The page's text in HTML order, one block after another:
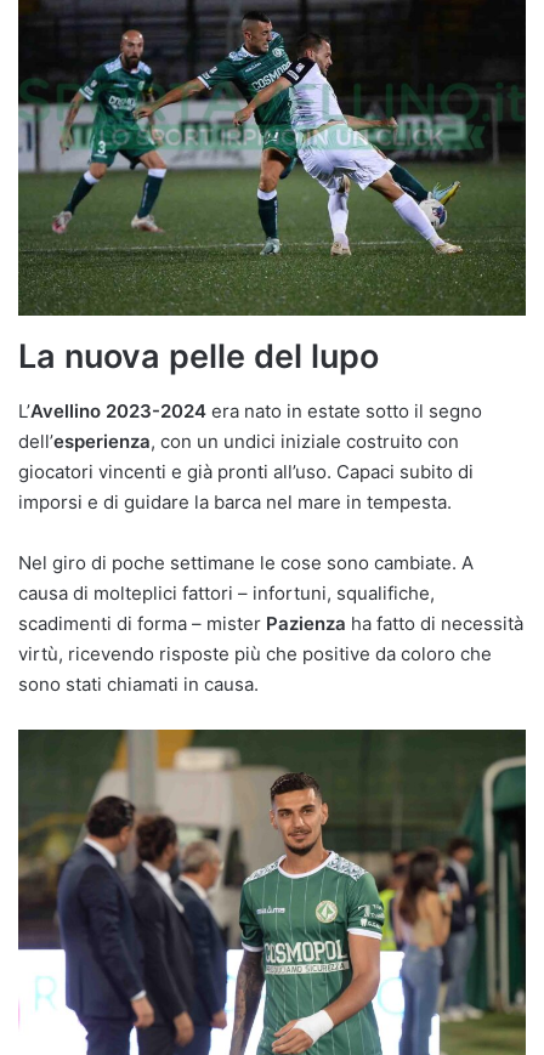
La nuova pelle del lupo
L’Avellino 2023-2024 era nato in estate sotto il segno
dell’esperienza, con un undici iniziale costruito con
giocatori vincenti e già pronti all’uso. Capaci subito di
imporsi e di guidare la barca nel mare in tempesta.
Nel giro di poche settimane le cose sono cambiate. A
causa di molteplici fattori – infortuni, squalifiche,
scadimenti di forma – mister Pazienza ha fatto di necessità
virtù, ricevendo risposte più che positive da coloro che
sono stati chiamati in causa.